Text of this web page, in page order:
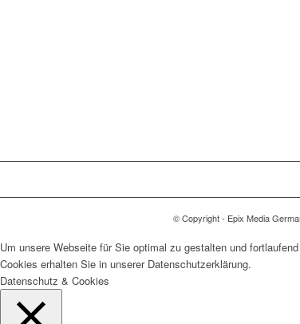
© Copyright - Epix Media
Um unsere Webseite für Sie optimal zu gestalten und
Cookies erhalten Sie in unserer Datenschutzerklärung.
Datenschutz & Cookies